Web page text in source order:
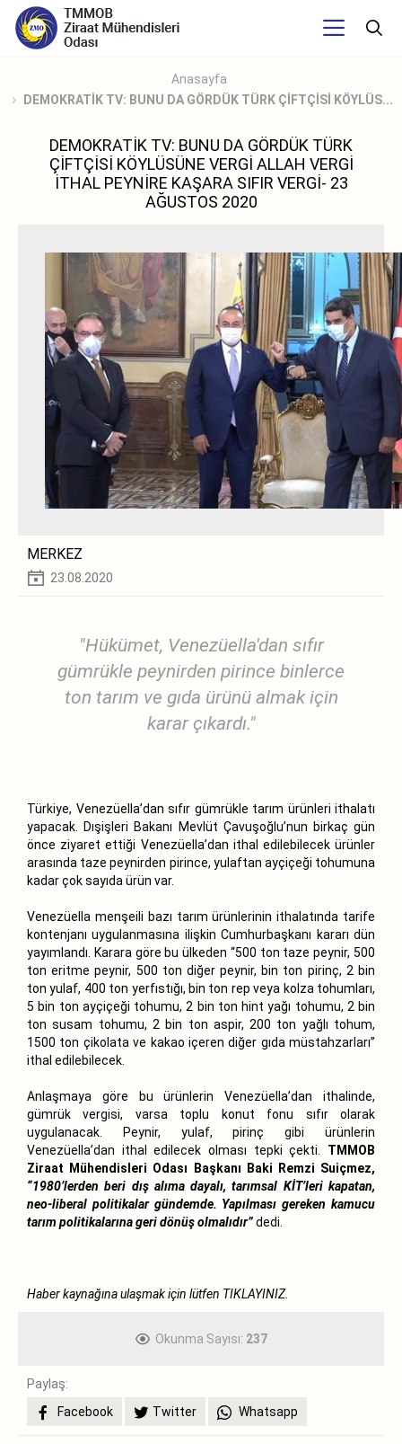
Anasayfa
DEMOKRATİK TV: BUNU DA GÖRDÜK TÜRK ÇİFTÇİSİ KÖYLÜS...
DEMOKRATİK TV: BUNU DA GÖRDÜK TÜRK
ÇİFTÇİSİ KÖYLÜSÜNE VERGİ ALLAH VERGİ
İTHAL PEYNİRE KAŞARA SIFIR VERGİ- 23
AĞUSTOS 2020
MERKEZ
23.08.2020
"Hükümet, Venezüella'dan sıfır
gümrükle peynirden pirince binlerce
ton tarım ve gıda ürünü almak için
karar çıkardı."
Türkiye, Venezüella’dan sıfır gümrükle tarım ürünleri ithalatı
yapacak. Dışişleri Bakanı Mevlüt Çavuşoğlu’nun birkaç gün
önce ziyaret ettiği Venezüella’dan ithal edilebilecek ürünler
arasında taze peynirden pirince, yulaftan ayçiçeği tohumuna
kadar çok sayıda ürün var.
Venezüella menşeili bazı tarım ürünlerinin ithalatında tarife
kontenjanı uygulanmasına ilişkin Cumhurbaşkanı kararı dün
yayımlandı. Karara göre bu ülkeden “500 ton taze peynir, 500
ton eritme peynir, 500 ton diğer peynir, bin ton pirinç, 2 bin
ton yulaf, 400 ton yerfıstığı, bin ton rep veya kolza tohumları,
5 bin ton ayçiçeği tohumu, 2 bin ton hint yağı tohumu, 2 bin
ton susam tohumu, 2 bin ton aspir, 200 ton yağlı tohum,
1500 ton çikolata ve kakao içeren diğer gıda müstahzarları”
ithal edilebilecek.
Anlaşmaya göre bu ürünlerin Venezüella’dan ithalinde,
gümrük vergisi, varsa toplu konut fonu sıfır olarak
uygulanacak. Peynir, yulaf, pirinç gibi ürünlerin
Venezüella’dan ithal edilecek olması tepki çekti. TMMOB
Ziraat Mühendisleri Odası Başkanı Baki Remzi Suiçmez,
“1980’lerden beri dış alıma dayalı, tarımsal KİT’leri kapatan,
neo-liberal politikalar gündemde. Yapılması gereken kamucu
tarım politikalarına geri dönüş olmalıdır”dedi.
Haber kaynağına ulaşmak için lütfen TIKLAYINIZ.
Okunma Sayısı: 237
Paylaş:
Facebook
Twitter Whatsapp